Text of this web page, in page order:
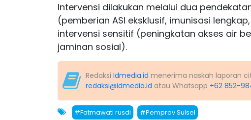
Intervensi dilakukan melalui dua
(pemberian ASI eksklusif, imunisasi
intervensi sensitif (peningkatan akses air
jaminan sosial).
Redaksi Idmedia.id menerima naskah laporan
redaksi@idmedia.id atau Whatsapp +62 852-
#Fatmawati rusdi #Pemprov Sulsel